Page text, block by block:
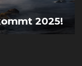
2025!